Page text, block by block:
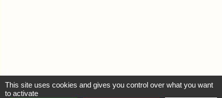
This site uses cookies and gives you control over what you want
to activate